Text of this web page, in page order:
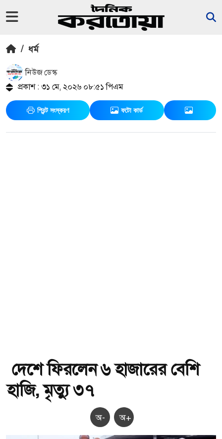
/ ধর্ম
নিউজ ডেস্ক
প্রকাশ : ৩১ মে, ২০২৬ ০৮:৫১ পিএম
প্রিন্ট সংস্করণ ফটো কার্ড
দেশে ফিরলেন ৬ হাজারের বেশি
হাজি, মৃত্যু ৩৭
অ- অ+